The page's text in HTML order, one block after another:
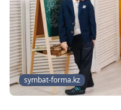
symbat-forma.kz